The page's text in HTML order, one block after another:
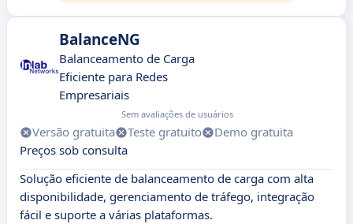
BalanceNG
Balanceamento de Carga
Eficiente para Redes
Empresariais
Sem avaliações de usuários
Versão gratuita Teste gratuito
Demo gratuita
Preços sob consulta
Solução eficiente de balanceamento de carga com alta
disponibilidade, gerenciamento de tráfego, integração
fácil e suporte a várias plataformas.